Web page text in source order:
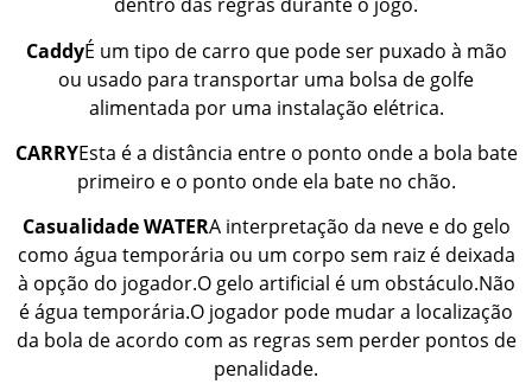
CaddyÉ um tipo de carro que pode ser puxado à mão
ou usado para transportar uma bolsa de golfe
alimentada por uma instalação elétrica.
CARRYEsta é a distância entre o ponto onde a bola bate
primeiro e o ponto onde ela bate no chão.
Casualidade WATERA interpretação da neve e do gelo
como água temporária ou um corpo sem raiz é deixada
à opção do jogador.O gelo artificial é um obstáculo.Não
é água temporária.O jogador pode mudar a localização
da bola de acordo com as regras sem perder pontos de
penalidade.